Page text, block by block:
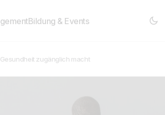
Bildung & Events
zugänglich macht